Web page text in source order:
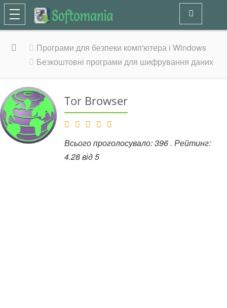
Програми для безпеки комп'ютера і Windows
Безкоштовні програми для шифрування даних
Tor Browser
Всього проголосувало:396. Рейтинг:
4.28від5